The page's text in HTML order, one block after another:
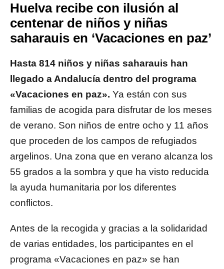
Huelva recibe con ilusión al
centenar de niños y niñas
saharauis en ‘Vacaciones en paz’
Hasta 814 niños y niñas saharauis han
llegado a Andalucía dentro del programa
«Vacaciones en paz». Ya están con sus
familias de acogida para disfrutar de los meses
de verano. Son niños de entre ocho y 11 años
que proceden de los campos de refugiados
argelinos. Una zona que en verano alcanza los
55 grados a la sombra y que ha visto reducida
la ayuda humanitaria por los diferentes
conflictos.
Antes de la recogida y gracias a la solidaridad
de varias entidades, los participantes en el
programa «Vacaciones en paz» se han